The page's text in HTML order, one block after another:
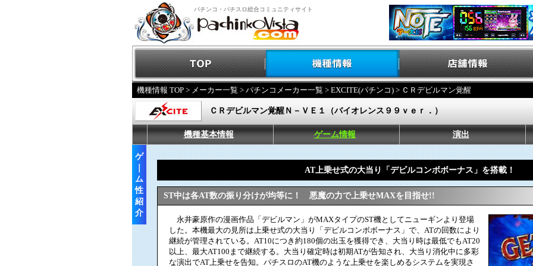
パチンコ・パチスロ総合コミュニティサイト
機種情報 TOP > メーカー一覧 > パチンコメーカー一覧 > EXCITE(パチンコ) > ＣＲデビルマン覚醒
ＣＲデビルマン覚醒Ｎ－ＶＥ１（バイオレンス９９ｖｅｒ．）
機種基本情報 ゲーム情報 演出
ゲ
ム
性
紹
介
AT上乗せ式の大当り「デビルコンボボーナス」を搭載！
ST中は各AT数の振り分けが均等に！ 悪魔の力で上乗せMAXを目指せ!!
永井豪原作の漫画作品「デビルマン」がMAXタイプのST機としてニューギンより登場
した。本機最大の見所は上乗せ式の大当り「デビルコンボボーナス」で、ATの回数により
継続が管理されている。AT10につき約180個の出玉を獲得でき、大当り時は最低でもAT20
以上、最大AT100まで継続する。大当り確定時は初期ATが告知され、大当り消化中に多彩
な演出でAT上乗せを告知。パチスロのAT機のような上乗せを楽しめるシステムを実現さ